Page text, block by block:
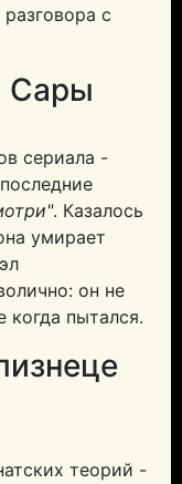
с
Сары
сериала -
. Казалось
умирает
он не
когда пытался.
теорий -